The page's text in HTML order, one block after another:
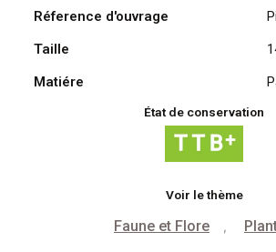
06-
Luis
Réference d'ouvrage
Taille
Matiére
État de conservation
Voir le thème
Faune et Flore ,